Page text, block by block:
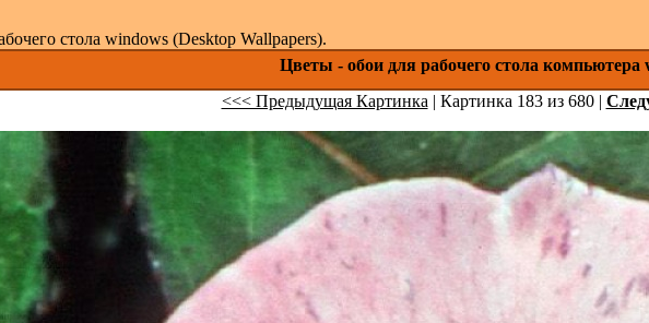
стола windows (Desktop Wallpapers).
Цветы - обои для рабочего стола компьютера
<<< Предыдущая Картинка | Картинка 183 из 680 |